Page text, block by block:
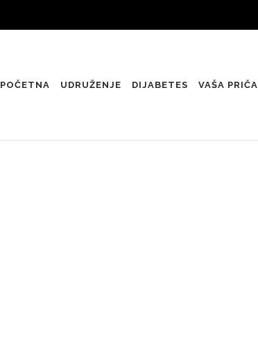
POČETNA UDRUŽENJE DIJABETES VAŠA PRIČA